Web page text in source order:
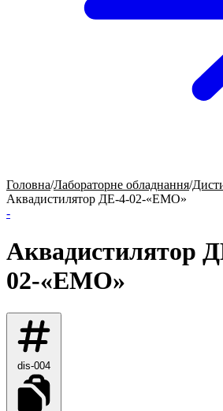
Головна/Лабораторне обладнання/
Аквадистилятор ДЕ-4-02-«ЕМО»
-
Аквадистилятор
02-«ЕМО»
dis-004